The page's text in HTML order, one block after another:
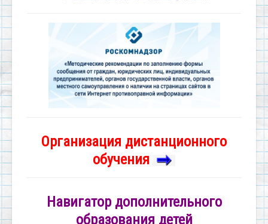
Организация дистанционного
обучения
Навигатор дополнительного
образования детей